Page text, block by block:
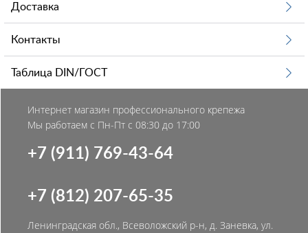
Доставка
Контакты
Таблица DIN/ГОСТ
Интернет магазин профессионального крепежа
Мы работаем с Пн-Пт с 08:30 до 17:00
+7 (911) 769-43-64
+7 (812) 207-65-35
Ленинградская обл., Всеволожский р-н, д. Заневка, ул.